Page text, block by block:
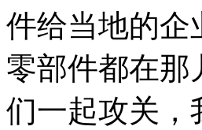
件给当地的企
零部件都在那
们一起攻关，